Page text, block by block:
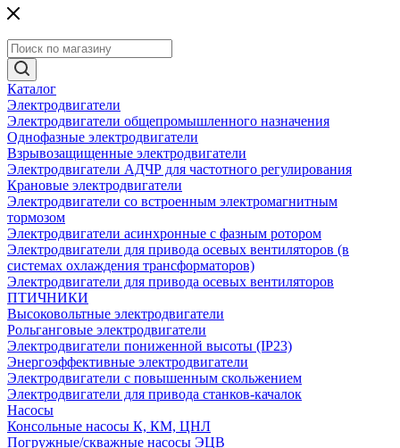
Каталог
Электродвигатели
Электродвигатели общепромышленного назначения
Однофазные электродвигатели
Взрывозащищенные электродвигатели
Электродвигатели АДЧР для частотного регулирования
Крановые электродвигатели
Электродвигатели со встроенным электромагнитным
тормозом
Электродвигатели асинхронные с фазным ротором
Электродвигатели для привода осевых вентиляторов (в
системах охлаждения трансформаторов)
Электродвигатели для привода осевых вентиляторов
ПТИЧНИКИ
Высоковольтные электродвигатели
Рольганговые электродвигатели
Электродвигатели пониженной высоты (IP23)
Энергоэффективные электродвигатели
Электродвигатели с повышенным скольжением
Электродвигатели для привода станков-качалок
Насосы
Консольные насосы К, КМ, ЦНЛ
Погружные/скважные насосы ЭЦВ